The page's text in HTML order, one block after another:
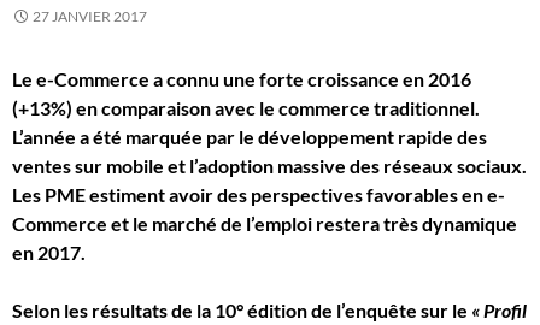
27 JANVIER 2017
Le e-Commerce a connu une forte croissance en 2016
(+13%) en comparaison avec le commerce traditionnel.
L’année a été marquée par le développement rapide des
ventes sur mobile et l’adoption massive des réseaux sociaux.
Les PME estiment avoir des perspectives favorables en e-
Commerce et le marché de l’emploi restera très dynamique
en 2017.
Selon les résultats de la 10° édition de l’enquête sur le « Profil